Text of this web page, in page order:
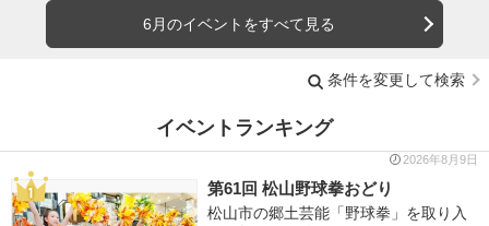
6月のイベントをすべて見る
条件を変更して検索
イベントランキング
2026年8月9日
第61回 松山野球拳おどり
松山市の郷土芸能「野球拳」を取り入